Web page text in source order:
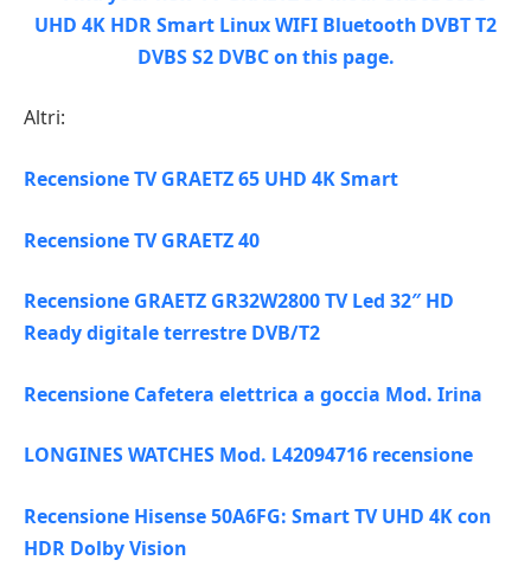
Altri:
Recensione TV GRAETZ 65 UHD 4K Smart
Recensione TV GRAETZ 40
Recensione GRAETZ GR32W2800 TV Led 32″ HD
Ready digitale terrestre DVB/T2
Recensione Cafetera elettrica a goccia Mod. Irina
LONGINES WATCHES Mod. L42094716 recensione
Recensione Hisense 50A6FG: Smart TV UHD 4K con
HDR Dolby Vision